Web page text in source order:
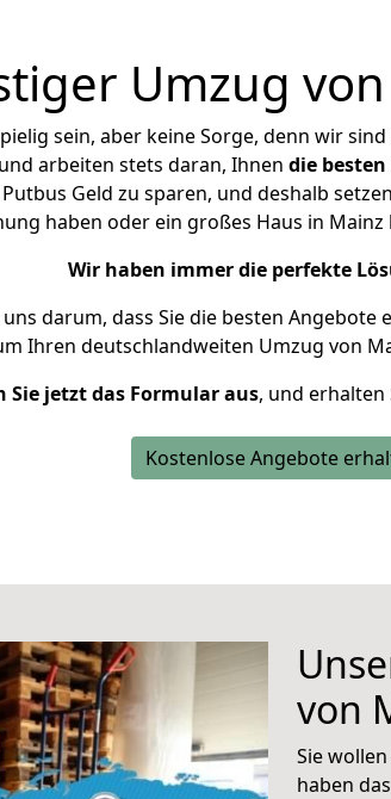
Umzug
sein, aber keine Sorge, denn wir sind
und arbeiten stets daran, Ihnen die
Geld zu sparen, und deshalb
haben oder ein großes Haus in
Wir haben immer die perfekte
darum, dass Sie die besten Angebote
Ihren deutschlandweiten Umzug von
Sie jetzt das Formular aus, und erhalten
Kostenlose Angebote
von
Sie
haben das